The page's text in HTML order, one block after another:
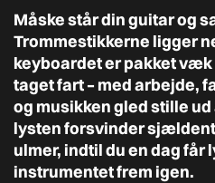
Måske står din guitar og
Trommestikkerne ligger
keyboardet er pakket
taget fart – med arbejde,
og musikken gled stille
lysten forsvinder
ulmer, indtil du en dag får
instrumentet frem igen.